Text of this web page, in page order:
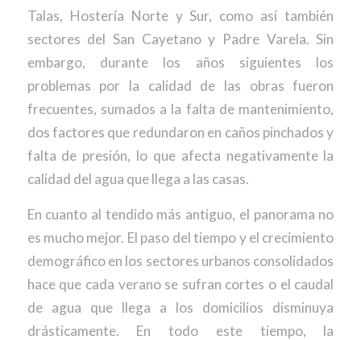
Talas, Hostería Norte y Sur, como así también
sectores del San Cayetano y Padre Varela. Sin
embargo, durante los años siguientes los
problemas por la calidad de las obras fueron
frecuentes, sumados a la falta de mantenimiento,
dos factores que redundaron en caños pinchados y
falta de presión, lo que afecta negativamente la
calidad del agua que llega a las casas.
En cuanto al tendido más antiguo, el panorama no
es mucho mejor. El paso del tiempo y el crecimiento
demográfico en los sectores urbanos consolidados
hace que cada verano se sufran cortes o el caudal
de agua que llega a los domicilios disminuya
drásticamente. En todo este tiempo, la